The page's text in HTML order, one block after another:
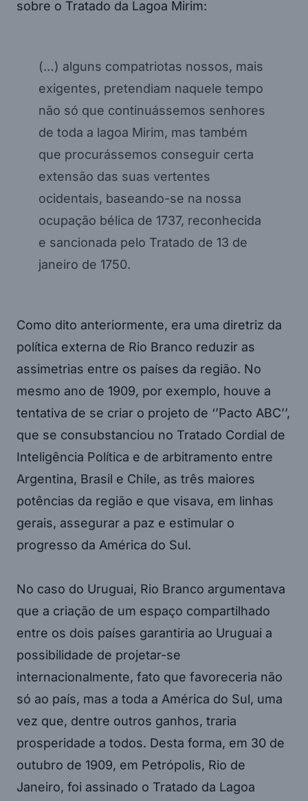
sobre o Tratado da Lagoa Mirim:
(…) alguns compatriotas nossos, mais
exigentes, pretendiam naquele tempo
não só que continuássemos senhores
de toda a lagoa Mirim, mas também
que procurássemos conseguir certa
extensão das suas vertentes
ocidentais, baseando-se na nossa
ocupação bélica de 1737, reconhecida
e sancionada pelo Tratado de 13 de
janeiro de 1750.
Como dito anteriormente, era uma diretriz da
política externa de Rio Branco reduzir as
assimetrias entre os países da região. No
mesmo ano de 1909, por exemplo, houve a
tentativa de se criar o projeto de ‘’Pacto ABC’’,
que se consubstanciou no Tratado Cordial de
Inteligência Política e de arbitramento entre
Argentina, Brasil e Chile, as três maiores
potências da região e que visava, em linhas
gerais, assegurar a paz e estimular o
progresso da América do Sul.
No caso do Uruguai, Rio Branco argumentava
que a criação de um espaço compartilhado
entre os dois países garantiria ao Uruguai a
possibilidade de projetar-se
internacionalmente, fato que favoreceria não
só ao país, mas a toda a América do Sul, uma
vez que, dentre outros ganhos, traria
prosperidade a todos. Desta forma, em 30 de
outubro de 1909, em Petrópolis, Rio de
Janeiro, foi assinado o Tratado da Lagoa